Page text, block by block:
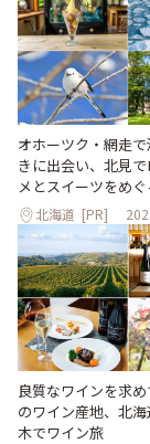
オホーツク・網走
きに出会い、北見
メとスイーツをめ
北海道 [PR]
良質なワインを求
のワイン産地、北
木でワイン旅